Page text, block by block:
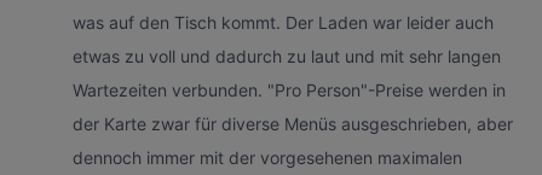
was auf den Tisch kommt. Der Laden war leider auch
etwas zu voll und dadurch zu laut und mit sehr langen
Wartezeiten verbunden. "Pro Person"-Preise werden in
der Karte zwar für diverse Menüs ausgeschrieben, aber
dennoch immer mit der vorgesehenen maximalen